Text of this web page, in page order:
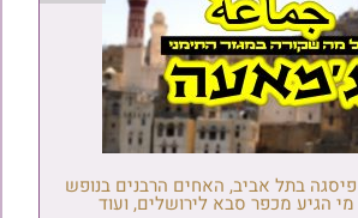
בתל אביב, האחים הרבנים בנופש
הגיע מכפר סבא לירושלים, ועוד